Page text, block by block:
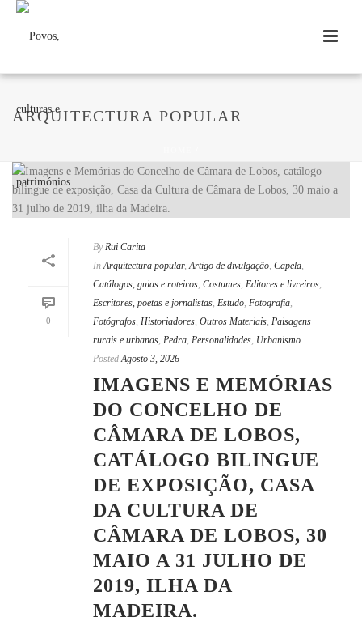
ARQUITECTURA POPULAR
0
By Rui Carita
In Arquitectura popular,Artigo de divulgação, Capela,
Catálogos, guias e roteiros, Costumes, Editores e livreiros,
Escritores, poetas e jornalistas, Estudo, Fotografia,
Fotógrafos, Historiadores, Outros Materiais, Paisagens
rurais e urbanas, Pedra, Personalidades, Urbanismo
Posted Agosto 3, 2026
IMAGENS E MEMÓRIAS
DO CONCELHO DE
CÂMARA DE LOBOS,
CATÁLOGO BILINGUE
DE EXPOSIÇÃO, CASA
DA CULTURA DE
CÂMARA DE LOBOS, 30
MAIO A 31 JULHO DE
2019, ILHA DA
MADEIRA.